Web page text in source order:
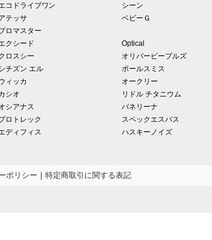
コドライブワン
テッサ
ロマスター
クシード
ロスシー
チズン エル
ィッカ
シオ
シアナス
ロトレック
ディフィス
シーン
ベビーＧ
Optical
オリバーピープルズ
ポールスミス
オークリー
リドル チタニウム
バネリーナ
スペックエスパス
ハスキーノイズ
ポリシー ｜ 特定商取引に関する表記